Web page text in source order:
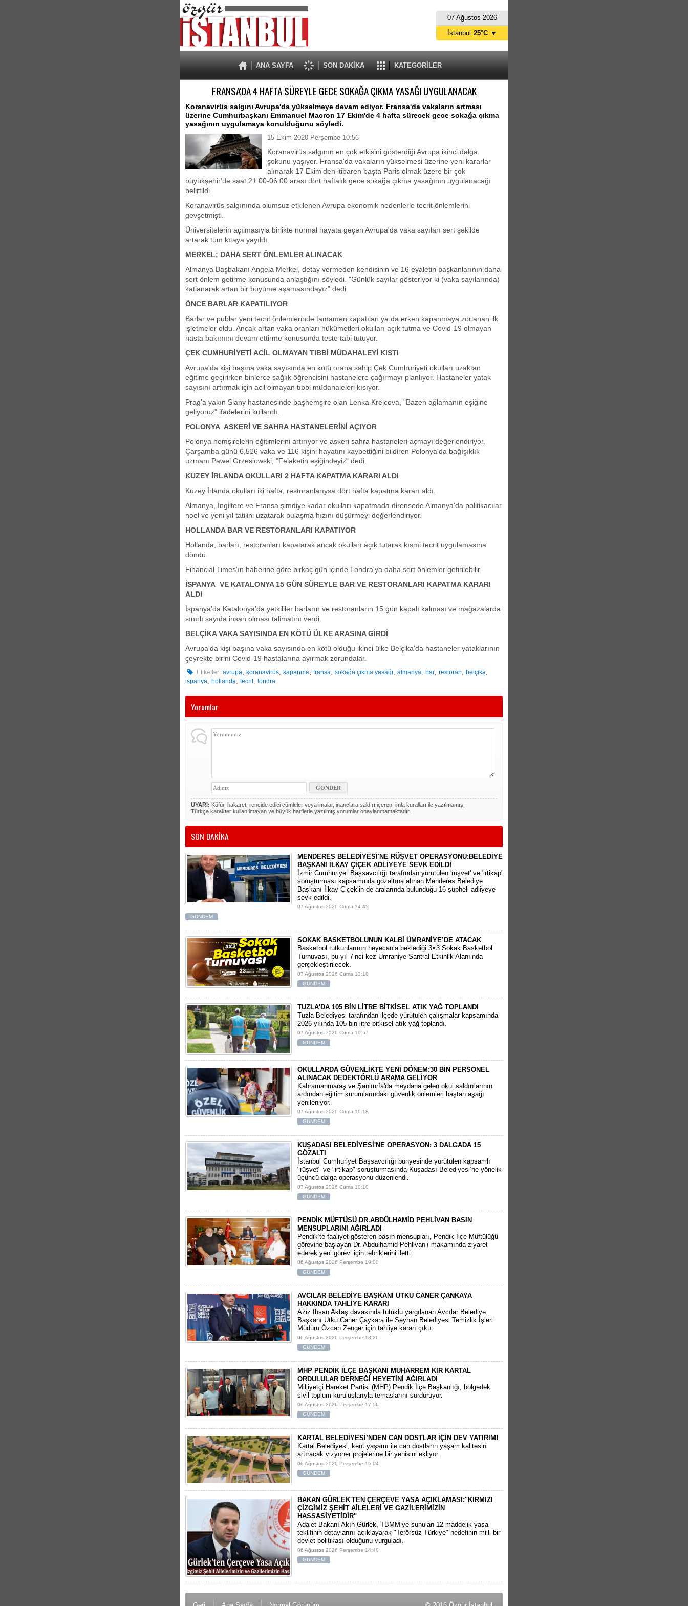
07 Ağustos 2026
ANA SAYFA SON DAKİKA KATEGORİLER
İstanbul 25°C ▼
FRANSA'DA 4 HAFTA SÜREYLE GECE SOKAĞA ÇIKMA YASAĞI UYGULANACAK
Koranavirüs salgını Avrupa'da yükselmeye devam ediyor. Fransa'da vakaların artması
üzerine Cumhurbaşkanı Emmanuel Macron 17 Ekim'de 4 hafta sürecek gece sokağa çıkma
yasağının uygulamaya konulduğunu söyledi.
15 Ekim 2020 Perşembe 10:56
Koranavirüs salgının en çok etkisini gösterdiği Avrupa ikinci dalga
şokunu yaşıyor. Fransa'da vakaların yükselmesi üzerine yeni kararlar
alınarak 17 Ekim'den itibaren başta Paris olmak üzere bir çok
büyükşehir'de saat 21.00-06:00 arası dört haftalık gece sokağa çıkma yasağının uygulanacağı
belirtildi.
Koranavirüs salgınında olumsuz etkilenen Avrupa ekonomik nedenlerle tecrit önlemlerini
gevşetmişti.
Üniversitelerin açılmasıyla birlikte normal hayata geçen Avrupa'da vaka sayıları sert şekilde
artarak tüm kıtaya yayıldı.
MERKEL; DAHA SERT ÖNLEMLER ALINACAK
Almanya Başbakanı Angela Merkel, detay vermeden kendisinin ve 16 eyaletin başkanlarının daha
sert önlem getirme konusunda anlaştığını söyledi. "Günlük sayılar gösteriyor ki (vaka sayılarında)
katlanarak artan bir büyüme aşamasındayız" dedi.
ÖNCE BARLAR KAPATILIYOR
Barlar ve publar yeni tecrit önlemlerinde tamamen kapatılan ya da erken kapanmaya zorlanan ilk
işletmeler oldu. Ancak artan vaka oranları hükümetleri okulları açık tutma ve Covid-19 olmayan
hasta bakımını devam ettirme konusunda teste tabi tutuyor.
ÇEK CUMHURİYETİ ACİL OLMAYAN TIBBİ MÜDAHALEYİ KISTI
Avrupa'da kişi başına vaka sayısında en kötü orana sahip Çek Cumhuriyeti okulları uzaktan
eğitime geçirirken binlerce sağlık öğrencisini hastanelere çağırmayı planlıyor. Hastaneler yatak
sayısını artırmak için acil olmayan tıbbi müdahaleleri kısıyor.
Prag'a yakın Slany hastanesinde başhemşire olan Lenka Krejcova, "Bazen ağlamanın eşiğine
geliyoruz" ifadelerini kullandı.
POLONYA ASKERİ VE SAHRA HASTANELERİNİ AÇIYOR
Polonya hemşirelerin eğitimlerini artırıyor ve askeri sahra hastaneleri açmayı değerlendiriyor.
Çarşamba günü 6,526 vaka ve 116 kişini hayatını kaybettiğini bildiren Polonya'da bağışıklık
uzmanı Pawel Grzesiowski, "Felaketin eşiğindeyiz" dedi.
KUZEY İRLANDA OKULLARI 2 HAFTA KAPATMA KARARI ALDI
Kuzey İrlanda okulları iki hafta, restoranlarıysa dört hafta kapatma kararı aldı.
Almanya, İngiltere ve Fransa şimdiye kadar okulları kapatmada dirensede Almanya'da politikacılar
noel ve yeni yıl tatilini uzatarak bulaşma hızını düşürmeyi değerlendiriyor.
HOLLANDA BAR VE RESTORANLARI KAPATIYOR
Hollanda, barları, restoranları kapatarak ancak okulları açık tutarak kısmi tecrit uygulamasına
döndü.
Financial Times'ın haberine göre birkaç gün içinde Londra'ya daha sert önlemler getirilebilir.
İSPANYA VE KATALONYA 15 GÜN SÜREYLE BAR VE RESTORANLARI KAPATMA KARARI
ALDI
İspanya'da Katalonya'da yetkililer barların ve restoranların 15 gün kapalı kalması ve mağazalarda
sınırlı sayıda insan olması talimatını verdi.
BELÇİKA VAKA SAYISINDA EN KÖTÜ ÜLKE ARASINA GİRDİ
Avrupa'da kişi başına vaka sayısında en kötü olduğu ikinci ülke Belçika'da hastaneler yataklarının
çeyrekte birini Covid-19 hastalarına ayırmak zorundalar.
Etiketler: avrupa,koranavirüs,kapanma,fransa,sokağa çıkma yasağı,almanya,bar,restoran,belçika,
ispanya, hollanda, tecrit, londra
Yorumlar
UYARI: Küfür, hakaret, rencide edici cümleler veya imalar, inançlara saldırı içeren, imla kuralları ile yazılmamış,
Türkçe karakter kullanılmayan ve büyük harflerle yazılmış yorumlar onaylanmamaktadır.
SON DAKİKA
MENDERES BELEDİYESİ'NE RÜŞVET OPERASYONU:BELEDİYE
BAŞKANI İLKAY ÇİÇEK ADLİYEYE SEVK EDİLDİ
​İzmir Cumhuriyet Başsavcılığı tarafından yürütülen 'rüşvet' ve 'irtikap'
soruşturması kapsamında gözaltına alınan Menderes Belediye
Başkanı İlkay Çiçek’in de aralarında bulunduğu 16 şüpheli adliyeye
sevk edildi.
07 Ağustos 2026 Cuma 14:45
GÜNDEM
SOKAK BASKETBOLUNUN KALBİ ÜMRANİYE’DE ATACAK
Basketbol tutkunlarının heyecanla beklediği 3×3 Sokak Basketbol
Turnuvası, bu yıl 7’nci kez Ümraniye Santral Etkinlik Alanı’nda
gerçekleştirilecek.
07 Ağustos 2026 Cuma 13:18
GÜNDEM
TUZLA'DA 105 BİN LİTRE BİTKİSEL ATIK YAĞ TOPLANDI
Tuzla Belediyesi tarafından ilçede yürütülen çalışmalar kapsamında
2026 yılında 105 bin litre bitkisel atık yağ toplandı.
07 Ağustos 2026 Cuma 10:57
GÜNDEM
OKULLARDA GÜVENLİKTE YENİ DÖNEM:30 BİN PERSONEL
ALINACAK DEDEKTÖRLÜ ARAMA GELİYOR
​Kahramanmaraş ve Şanlıurfa'da meydana gelen okul saldırılarının
ardından eğitim kurumlarındaki güvenlik önlemleri baştan aşağı
yenileniyor.
07 Ağustos 2026 Cuma 10:18
GÜNDEM
KUŞADASI BELEDİYESİ'NE OPERASYON: 3 DALGADA 15
GÖZALTI
​İstanbul Cumhuriyet Başsavcılığı bünyesinde yürütülen kapsamlı
"rüşvet" ve "irtikap" soruşturmasında Kuşadası Belediyesi’ne yönelik
üçüncü dalga operasyonu düzenlendi.
07 Ağustos 2026 Cuma 10:10
GÜNDEM
PENDİK MÜFTÜSÜ DR.ABDÜLHAMİD PEHLİVAN BASIN
MENSUPLARINI AĞIRLADI
​Pendik’te faaliyet gösteren basın mensupları, Pendik İlçe Müftülüğü
görevine başlayan Dr. Abdulhamid Pehlivan’ı makamında ziyaret
ederek yeni görevi için tebriklerini iletti.
06 Ağustos 2026 Perşembe 19:00
GÜNDEM
AVCILAR BELEDİYE BAŞKANI UTKU CANER ÇANKAYA
HAKKINDA TAHLİYE KARARI
​Aziz İhsan Aktaş davasında tutuklu yargılanan Avcılar Belediye
Başkanı Utku Caner Çaykara ile Seyhan Belediyesi Temizlik İşleri
Müdürü Özcan Zenger için tahliye kararı çıktı.
06 Ağustos 2026 Perşembe 18:26
GÜNDEM
MHP PENDİK İLÇE BAŞKANI MUHARREM KIR KARTAL
ORDULULAR DERNEĞİ HEYETİNİ AĞIRLADI
​Milliyetçi Hareket Partisi (MHP) Pendik İlçe Başkanlığı, bölgedeki
sivil toplum kuruluşlarıyla temaslarını sürdürüyor.
06 Ağustos 2026 Perşembe 17:56
GÜNDEM
KARTAL BELEDİYESİ’NDEN CAN DOSTLAR İÇİN DEV YATIRIM!
Kartal Belediyesi, kent yaşamı ile can dostların yaşam kalitesini
artıracak vizyoner projelerine bir yenisini ekliyor.
06 Ağustos 2026 Perşembe 15:04
GÜNDEM
BAKAN GÜRLEK'TEN ÇERÇEVE YASA AÇIKLAMASI:''KIRMIZI
ÇİZGİMİZ ŞEHİT AİLELERİ VE GAZİLERİMİZİN
HASSASİYETİDİR''
Adalet Bakanı Akın Gürlek, TBMM’ye sunulan 12 maddelik yasa
teklifinin detaylarını açıklayarak "Terörsüz Türkiye" hedefinin milli bir
devlet politikası olduğunu vurguladı.
06 Ağustos 2026 Perşembe 14:48
GÜNDEM